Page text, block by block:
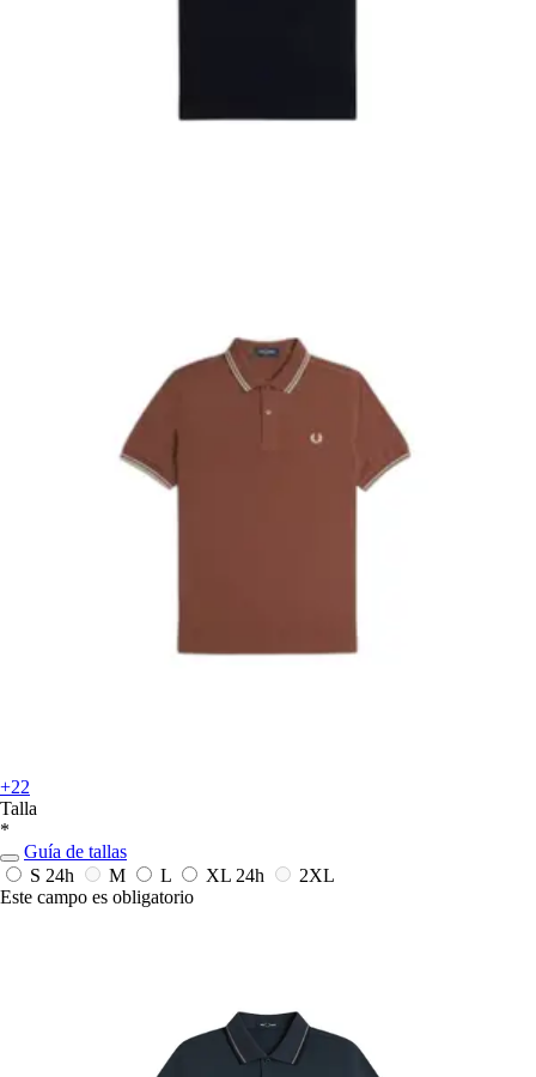
+22
Talla
*
Guía de tallas
S 24h M L XL 24h
2XL
Este campo es obligatorio